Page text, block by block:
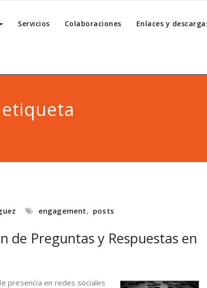
Servicios Colaboraciones Enlaces y
engagement, posts
de Preguntas y Respuestas en
presencia en redes sociales